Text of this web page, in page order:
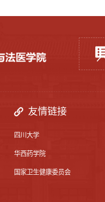
友情链接
四川大学
华西药学院
国家卫生健康委员会